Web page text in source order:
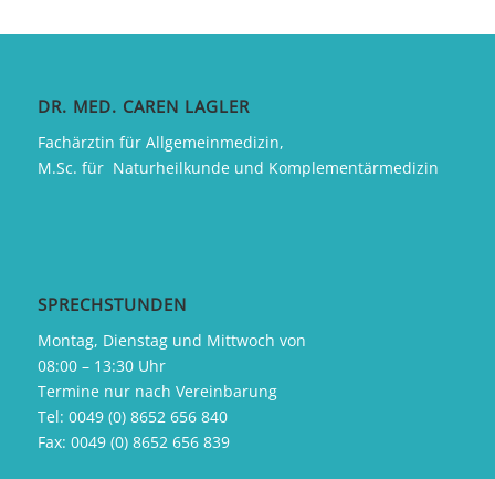
DR. MED. CAREN LAGLER
Fachärztin für Allgemeinmedizin,
M.Sc. für Naturheilkunde und Komplementärmedizin
SPRECHSTUNDEN
Montag, Dienstag und Mittwoch von
08:00 – 13:30 Uhr
Termine nur nach Vereinbarung
Tel: 0049 (0) 8652 656 840
Fax: 0049 (0) 8652 656 839